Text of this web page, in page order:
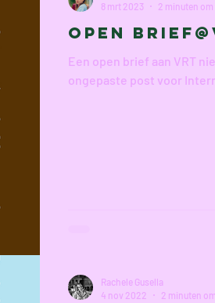
OPEN
Een open brief aan VRT
ongepaste post voor
8 mrt 2023
2 minuten om
Rachele Gusella
4 nov 2022
2 minuten